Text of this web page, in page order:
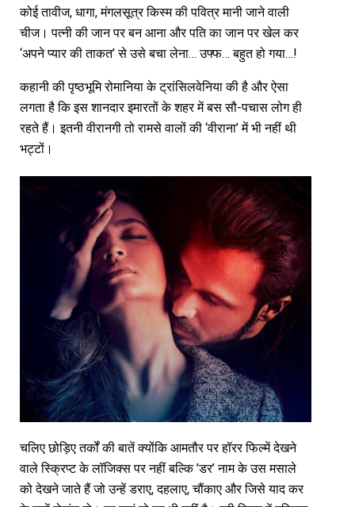
कोई तावीज, धागा, मंगलसूत्र किस्म की पवित्र मानी जाने वाली
चीज। पत्नी की जान पर बन आना और पति का जान पर खेल कर
‘अपने प्यार की ताकत’ से उसे बचा लेना… उफ्फ… बहुत हो गया…!
कहानी की पृष्ठभूमि रोमानिया के ट्रांसिलवेनिया की है और ऐसा
लगता है कि इस शानदार इमारतों के शहर में बस सौ-पचास लोग ही
रहते हैं। इतनी वीरानगी तो रामसे वालों की ‘वीराना’ में भी नहीं थी
भट्टों।
चलिए छोड़िए तर्कों की बातें क्योंकि आमतौर पर हॉरर फिल्में देखने
वाले स्क्रिप्ट के लॉजिक्स पर नहीं बल्कि ’डर’ नाम के उस मसाले
को देखने जाते हैं जो उन्हें डराए, दहलाए, चौंकाए और जिसे याद कर